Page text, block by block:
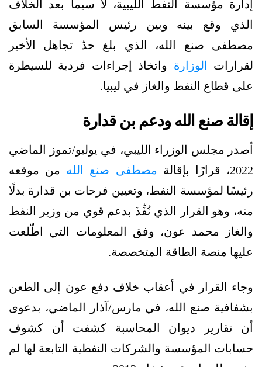
إدارة مؤسسة النفط الليبية، لا سيما بعد الخلاف
الذي وقع بينه وبين رئيس المؤسسة السابق
مصطفى صنع الله، الذي بلغ حدّ تجاهل الأخير
لقرارات
الوزارة واتخاذ إجراءات فردية للسيطرة
على قطاع النفط والغاز في ليبيا.
إقالة صنع الله ودعم بن قدارة
أصدر مجلس الوزراء الليبي، في يوليو/تموز الماضي
2022، قرارًا بإقالة
مصطفى صنع الله من موقعه
رئيسًا لمؤسسة النفط، وتعيين فرحات بن قدارة بدلًا
منه، وهو القرار الذي نُفِّذَ بدعم قوي من وزير النفط
والغاز محمد عون، وفق المعلومات التي اطّلعت
عليها منصة الطاقة المتخصصة.
وجاء القرار في أعقاب خلاف دفع عون إلى الطعن
بشفافية صنع الله، في مارس/آذار الماضي، بدعوى
أن تقارير ديوان المحاسبة كشفت أن كشوف
حسابات المؤسسة والشركات النفطية التابعة لها لم